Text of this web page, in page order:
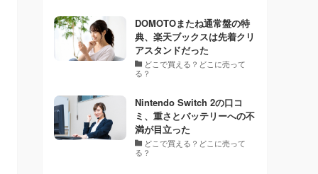
DOMOTOまたね通常盤の特
典、楽天ブックスは先着クリ
アスタンドだった
どこで買える？どこに売って
る？
Nintendo Switch 2の口コ
ミ、重さとバッテリーへの不
満が目立った
どこで買える？どこに売って
る？